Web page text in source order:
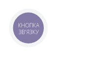
КНОПКА
ЗВ'ЯЗКУ